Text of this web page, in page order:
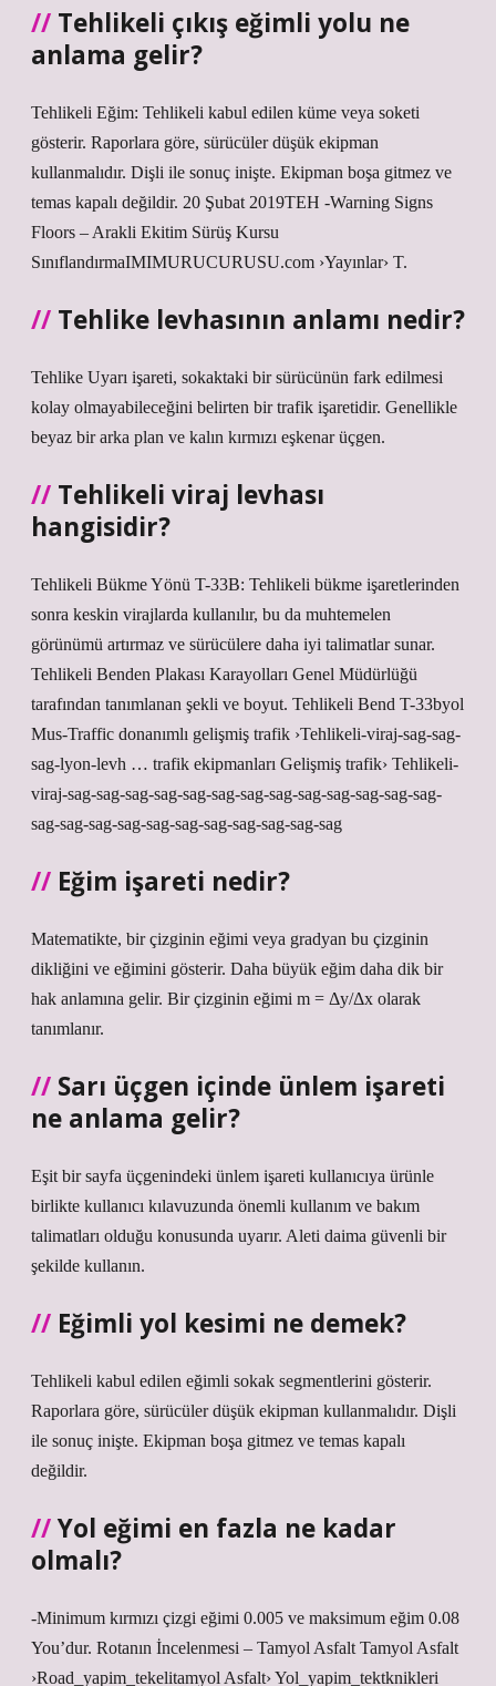
Tehlikeli çıkış eğimli yolu ne
anlama gelir?
Tehlikeli Eğim: Tehlikeli kabul edilen küme veya soketi
gösterir. Raporlara göre, sürücüler düşük ekipman
kullanmalıdır. Dişli ile sonuç inişte. Ekipman boşa gitmez ve
temas kapalı değildir. 20 Şubat 2019TEH -Warning Signs
Floors – Arakli Ekitim Sürüş Kursu
SınıflandırmaIMIMURUCURUSU.com ›Yayınlar› T.
Tehlike levhasının anlamı nedir?
Tehlike Uyarı işareti, sokaktaki bir sürücünün fark edilmesi
kolay olmayabileceğini belirten bir trafik işaretidir. Genellikle
beyaz bir arka plan ve kalın kırmızı eşkenar üçgen.
Tehlikeli viraj levhası
hangisidir?
Tehlikeli Bükme Yönü T-33B: Tehlikeli bükme işaretlerinden
sonra keskin virajlarda kullanılır, bu da muhtemelen
görünümü artırmaz ve sürücülere daha iyi talimatlar sunar.
Tehlikeli Benden Plakası Karayolları Genel Müdürlüğü
tarafından tanımlanan şekli ve boyut. Tehlikeli Bend T-33byol
Mus-Traffic donanımlı gelişmiş trafik ›Tehlikeli-viraj-sag-sag-
sag-lyon-levh … trafik ekipmanları Gelişmiş trafik› Tehlikeli-
viraj-sag-sag-sag-sag-sag-sag-sag-sag-sag-sag-sag-sag-sag-
sag-sag-sag-sag-sag-sag-sag-sag-sag-sag-sag
Eğim işareti nedir?
Matematikte, bir çizginin eğimi veya gradyan bu çizginin
dikliğini ve eğimini gösterir. Daha büyük eğim daha dik bir
hak anlamına gelir. Bir çizginin eğimi m = Δy/Δx olarak
tanımlanır.
Sarı üçgen içinde ünlem işareti
ne anlama gelir?
Eşit bir sayfa üçgenindeki ünlem işareti kullanıcıya ürünle
birlikte kullanıcı kılavuzunda önemli kullanım ve bakım
talimatları olduğu konusunda uyarır. Aleti daima güvenli bir
şekilde kullanın.
Eğimli yol kesimi ne demek?
Tehlikeli kabul edilen eğimli sokak segmentlerini gösterir.
Raporlara göre, sürücüler düşük ekipman kullanmalıdır. Dişli
ile sonuç inişte. Ekipman boşa gitmez ve temas kapalı
değildir.
Yol eğimi en fazla ne kadar
olmalı?
-Minimum kırmızı çizgi eğimi 0.005 ve maksimum eğim 0.08
You’dur. Rotanın İncelenmesi – Tamyol Asfalt Tamyol Asfalt
›Road_yapim_tekelitamyol Asfalt› Yol_yapim_tektknikleri